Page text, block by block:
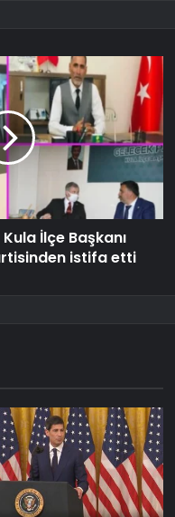
İlçe Başkanı
istifa etti